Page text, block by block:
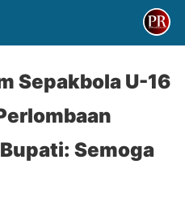
Sepakbola U-16
Semoga